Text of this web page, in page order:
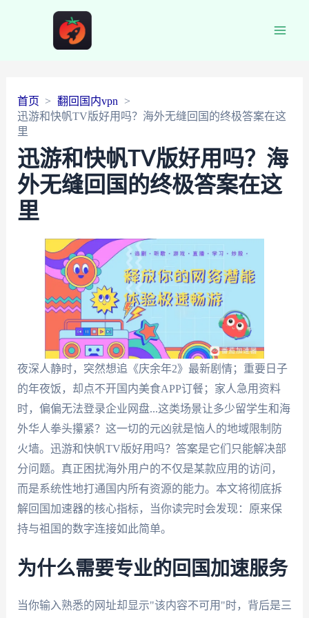
首页
翻回国内vpn
迅游和快帆TV版好用吗？海外无缝回国的终极答案在这
里
迅游和快帆TV版好用吗？海
外无缝回国的终极答案在这
里
夜深人静时，突然想追《庆余年2》最新剧情；重要日子
的年夜饭，却点不开国内美食APP订餐；家人急用资料
时，偏偏无法登录企业网盘...这类场景让多少留学生和海
外华人拳头攥紧？这一切的元凶就是恼人的地域限制防
火墙。迅游和快帆TV版好用吗？答案是它们只能解决部
分问题。真正困扰海外用户的不仅是某款应用的访问，
而是系统性地打通国内所有资源的能力。本文将彻底拆
解回国加速器的核心指标，当你读完时会发现：原来保
持与祖国的数字连接如此简单。
为什么需要专业的回国加速服务
当你输入熟悉的网址却显示"该内容不可用"时，背后是三